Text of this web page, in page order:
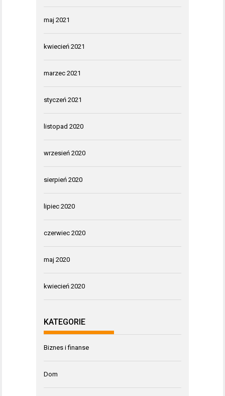
maj 2021
kwiecień 2021
marzec 2021
styczeń 2021
listopad 2020
wrzesień 2020
sierpień 2020
lipiec 2020
czerwiec 2020
maj 2020
kwiecień 2020
KATEGORIE
Biznes i finanse
Dom